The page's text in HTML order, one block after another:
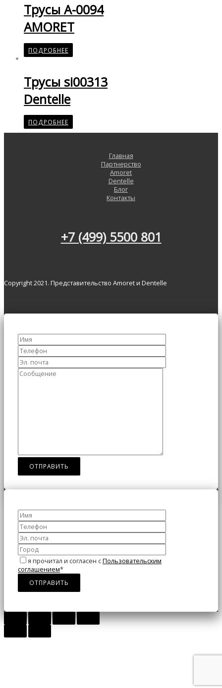
Трусы A-0094
AMORET
ПОДРОБНЕЕ
Трусы si00313
Dentelle
ПОДРОБНЕЕ
Главная
Партнерство
Amoret
Dentelle
Блог
Контакты
+7 (499) 5500 801
Copyright 2021. Представительство Amoret и Dentelle
я прочитал и согласен сПользовательским
соглашением*